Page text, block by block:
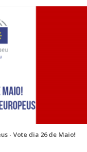
- Vote dia 26 de Maio!